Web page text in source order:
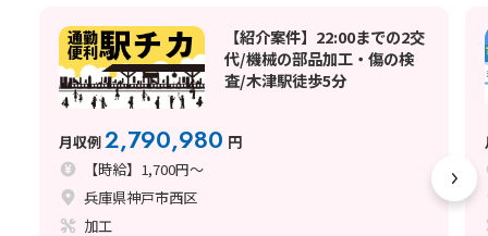
【紹介案件】22:00までの2交
代/機械の部品加工・傷の検
査/木津駅徒歩5分
月収例2,790,980 円
【時給】1,700円～
兵庫県神戸市西区
加工